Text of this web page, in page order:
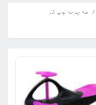
سه چرخه لوپ کار